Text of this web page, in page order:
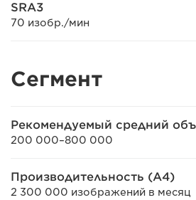
SRA3
70 изобр./мин
Сегмент
Рекомендуемый средний
200 000–800 000
Производительность (A4)
2 300 000 изображений в месяц